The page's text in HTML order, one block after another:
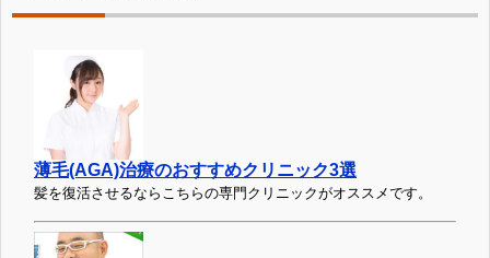
薄毛(AGA)治療のおすすめクリニック3選
髪を復活させるならこちらの専門クリニックがオススメです。